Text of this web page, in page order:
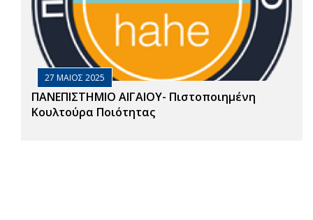
27 ΜΑΙΟΣ 2025
ΠΑΝΕΠΙΣΤΗΜΙΟ ΑΙΓΑΙΟΥ- Πιστοποιημένη
Κουλτούρα Ποιότητας